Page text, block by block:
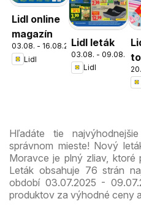
Lidl online
magazín
03.08. - 16.08.2026
Lidl
Lidl leták
03.08. - 09.08.2026
Lidl
Hľadáte tie
správnom mieste! Nový
Moravce je plný zliav, ktoré
Leták obsahuje 76 strán
období 03.07.2025 -
produktov za výhodné ceny